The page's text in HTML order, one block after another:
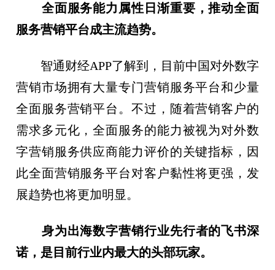
全面服务能力属性日渐重要，推动全面
服务营销平台成主流趋势。
智通财经APP了解到，目前中国对外数字
营销市场拥有大量专门营销服务平台和少量
全面服务营销平台。不过，随着营销客户的
需求多元化，全面服务的能力被视为对外数
字营销服务供应商能力评价的关键指标，因
此全面营销服务平台对客户黏性将更强，发
展趋势也将更加明显。
身为出海数字营销行业先行者的飞书深
诺，是目前行业内最大的头部玩家。